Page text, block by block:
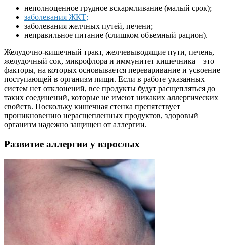
неполноценное грудное вскармливание (малый срок);
заболевания ЖКТ;
заболевания желчных путей, печени;
неправильное питание (слишком объемный рацион).
Желудочно-кишечный тракт, желчевыводящие пути, печень,
желудочный сок, микрофлора и иммунитет кишечника – это
факторы, на которых основывается переваривание и усвоение
поступающей в организм пищи. Если в работе указанных
систем нет отклонений, все продукты будут расщепляться до
таких соединений, которые не имеют никаких аллергических
свойств. Поскольку кишечная стенка препятствует
проникновению нерасщепленных продуктов, здоровый
организм надежно защищен от аллергии.
Развитие аллергии у взрослых